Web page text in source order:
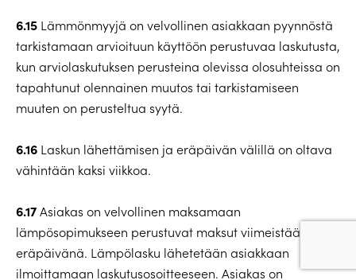
6.15 Lämmönmyyjä on velvollinen asiakkaan pyynnöstä
tarkistamaan arvioituun käyttöön perustuvaa laskutusta,
kun arviolaskutuksen perusteina olevissa olosuhteissa on
tapahtunut olennainen muutos tai tarkistamiseen
muuten on perusteltua syytä.
6.16 Laskun lähettämisen ja eräpäivän välillä on oltava
vähintään kaksi viikkoa.
6.17Asiakas on velvollinen maksamaan
lämpösopimukseen perustuvat maksut viimeistään
eräpäivänä. Lämpölasku lähetetään asiakkaan
ilmoittamaan laskutusosoitteeseen. Asiakas on